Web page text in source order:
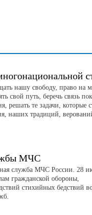
нашу свободу, право на
свой путь, беречь связь
решать те задачи, которые
наших традиций,
МЧС
служба МЧС России. 28
гражданской обороны,
стихийных бедствий